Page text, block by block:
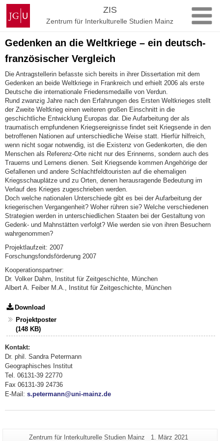
Zum
Inhalt
springen
Johannes
Gutenberg-
Universität
Mainz
ZIS
Zentrum für Interkulturelle Studien Mainz
Gedenken an die Weltkriege – ein deutsch-
französischer Vergleich
Die Antragstellerin befasste sich bereits in ihrer Dissertation mit dem
Gedenken an beide Weltkriege in Frankreich und erhielt 2006 als erste
Deutsche die internationale Friedensmedaille von Verdun.
Rund zwanzig Jahre nach den Erfahrungen des Ersten Weltkrieges stellt
der Zweite Weltkrieg einen weiteren großen Einschnitt in die
geschichtliche Entwicklung Europas dar. Die Aufarbeitung der als
traumatisch empfundenen Kriegsereignisse findet seit Kriegsende in den
betroffenen Nationen auf unterschiedliche Weise statt. Hierfür hilfreich,
wenn nicht sogar notwendig, ist die Existenz von Gedenkorten, die den
Menschen als Referenz-Orte nicht nur des Erinnerns, sondern auch des
Trauerns und Lernens dienen. Seit Kriegsende kommen Angehörige der
Gefallenen und andere Schlachtfeldtouristen auf die ehemaligen
Kriegsschauplätze und zu Orten, denen herausragende Bedeutung im
Verlauf des Krieges zugeschrieben werden.
Doch welche nationalen Unterschiede gibt es bei der Aufarbeitung der
kriegerischen Vergangenheit? Woher rühren sie? Welche verschiedenen
Strategien werden in unterschiedlichen Staaten bei der Gestaltung von
Gedenk- und Mahnstätten verfolgt? Wie werden sie von ihren Besuchern
wahrgenommen?
Projektlaufzeit: 2007
Forschungsfondsförderung 2007
Kooperationspartner:
Dr. Volker Dahm, Institut für Zeitgeschichte, München
Albert A. Feiber M.A., Institut für Zeitgeschichte, München
Download
Projektposter
(148 KB)
Kontakt:
Dr. phil. Sandra Petermann
Geographisches Institut
Tel. 06131-39 22770
Fax 06131-39 24736
E-Mail: s.petermann@uni-mainz.de
Zusätzliche
Seiten-
Zentrum für Interkulturelle Studien Mainz Letzte
1. März 2021